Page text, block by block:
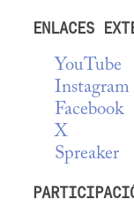
ENLACES
YouTube
Instagram
Facebook
X
Spreaker